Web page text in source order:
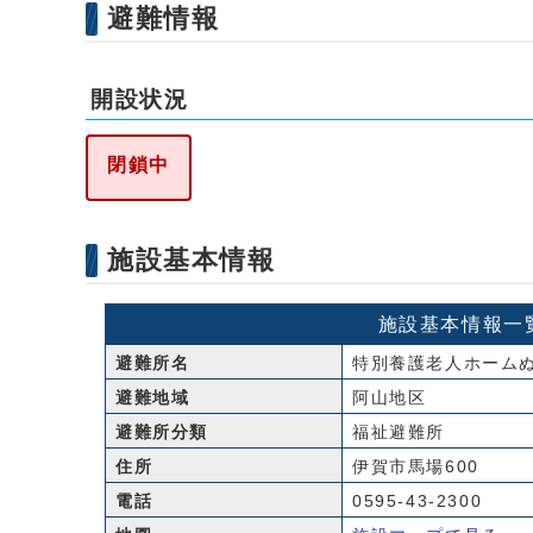
避難情報
開設状況
閉鎖中
施設基本情報
施設基本情報一
避難所名
特別養護老人ホーム
避難地域
阿山地区
避難所分類
福祉避難所
住所
伊賀市馬場600
電話
0595-43-2300